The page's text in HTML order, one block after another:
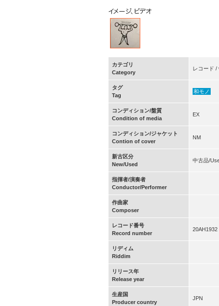
カテゴリ
Category
レコード /
タグ
Tag
和モノ
コンディション/盤質
Condition of media
EX
コンディション/ジャケット
Contion of cover
NM
新古区分
New/Used
中古品/
指揮者/演奏者
Conductor/Performer
作曲家
Composer
レコード番号
Record number
20AH1932
リディム
Riddim
リリース年
Release year
生産国
Producer country
JPN